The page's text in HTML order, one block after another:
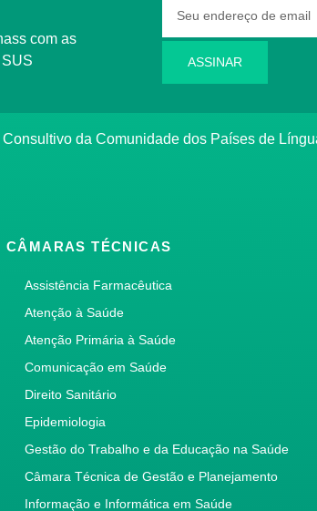
ASSINAR
Consultivo da Comunidade dos Países de
CÂMARAS TÉCNICAS
Assistência Farmacêutica
Atenção à Saúde
Atenção Primária à Saúde
Comunicação em Saúde
Direito Sanitário
Epidemiologia
Gestão do Trabalho e da Educação na Saúde
Câmara Técnica de Gestão e Planejamento
Informação e Informática em Saúde